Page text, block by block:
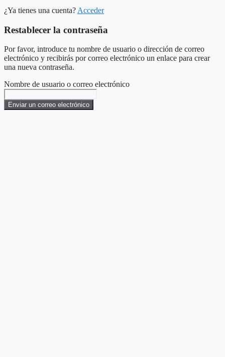
¿Ya tienes una cuenta? Acceder
Restablecer la contraseña
Por favor, introduce tu nombre de usuario o dirección de correo
electrónico y recibirás por correo electrónico un enlace para crear
una nueva contraseña.
Nombre de usuario o correo electrónico
Enviar un correo electrónico